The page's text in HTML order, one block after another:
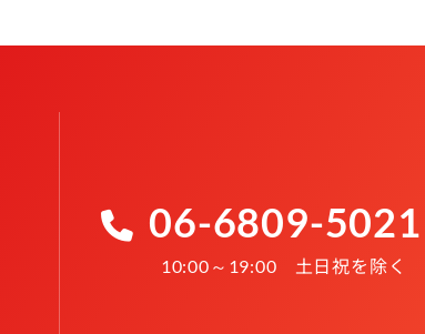
06-6809-5021
10:00～19:00 土日祝を除く